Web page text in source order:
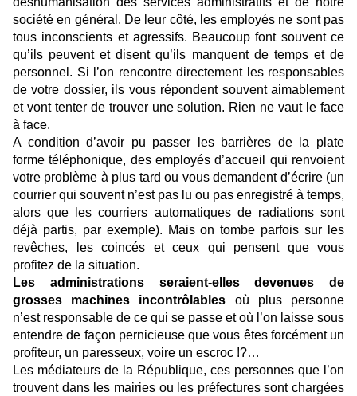
société en général. De leur côté, les employés ne sont pas
tous inconscients et agressifs. Beaucoup font souvent ce
qu’ils peuvent et disent qu’ils manquent de temps et de
personnel. Si l’on rencontre directement les responsables
de votre dossier, ils vous répondent souvent aimablement
et vont tenter de trouver une solution. Rien ne vaut le face
à face.
A condition d’avoir pu passer les barrières de la plate
forme téléphonique, des employés d’accueil qui renvoient
votre problème à plus tard ou vous demandent d’écrire (un
courrier qui souvent n’est pas lu ou pas enregistré à temps,
alors que les courriers automatiques de radiations sont
déjà partis, par exemple). Mais on tombe parfois sur les
revêches, les coincés et ceux qui pensent que vous
profitez de la situation.
Les administrations seraient-elles devenues de
grosses machines incontrôlables où plus personne
n’est responsable de ce qui se passe et où l’on laisse sous
entendre de façon pernicieuse que vous êtes forcément un
profiteur, un paresseux, voire un escroc !?…
Les médiateurs de la République, ces personnes que l’on
trouvent dans les mairies ou les préfectures sont chargées